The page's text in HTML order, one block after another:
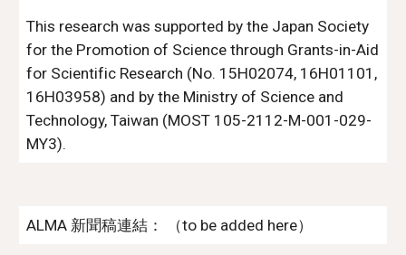
This research was supported by the Japan Society
for the Promotion of Science through Grants-in-Aid
for Scientific Research (No. 15H02074, 16H01101,
16H03958) and by the Ministry of Science and
Technology, Taiwan (MOST 105-2112-M-001-029-
MY3).
ALMA 新聞稿連結： （to be added here）